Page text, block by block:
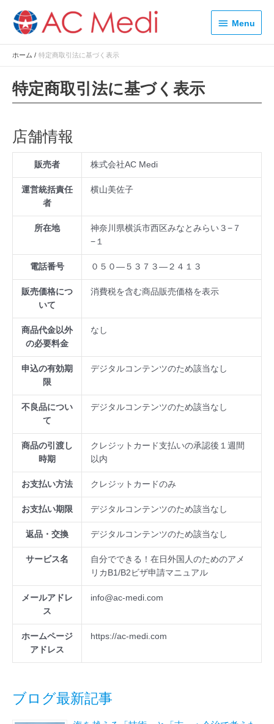
ス
Menu
Menu
ホーム 特定商取引法に基づく表示
特定商取引法に基づく表示
店舗情報
販売者 株式会社AC Medi
運営統括責任
者
横山美佐子
所在地
神奈川県横浜市西区みなとみらい３−７
−１
電話番号 ０５０—５３７３—２４１３
販売価格につ
いて
消費税を含む商品販売価格を表示
商品代金以外
の必要料金
なし
申込の有効期
限
デジタルコンテンツのため該当なし
不良品につい
て
デジタルコンテンツのため該当なし
商品の引渡し
時期
クレジットカード支払いの承認後１週間
以内
お支払い方法 クレジットカードのみ
お支払い期限 デジタルコンテンツのため該当なし
返品・交換 デジタルコンテンツのため該当なし
サービス名
自分でできる！在日外国人のためのアメ
リカB1/B2ビザ申請マニュアル
メールアドレ
ス
info@ac-medi.com
ホームページ
アドレス
https://ac-medi.com
ブログ最新記事